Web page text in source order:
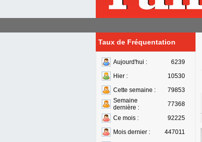
Taux de Fréquentation
Aujourd'hui :
6239
Hier :
10530
Cette semaine :
79853
Semaine
dernière :
77368
Ce mois :
92225
Mois dernier :
447011